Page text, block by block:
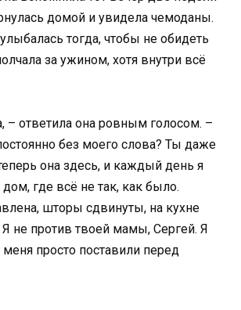
домой и увидела чемоданы.
тогда, чтобы не обидеть
за ужином, хотя внутри всё
– ответила она ровным голосом. –
без моего слова? Ты даже
она здесь, и каждый день я
где всё не так, как было.
шторы сдвинуты, на кухне
не против твоей мамы, Сергей. Я
меня просто поставили перед